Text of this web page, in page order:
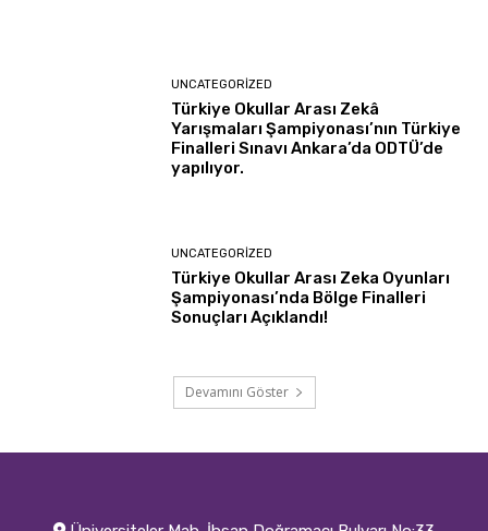
UNCATEGORIZED
Türkiye Okullar Arası Zekâ
Yarışmaları Şampiyonası’nın Türkiye
Finalleri Sınavı Ankara’da ODTÜ’de
yapılıyor.
UNCATEGORIZED
Türkiye Okullar Arası Zeka Oyunları
Şampiyonası’nda Bölge Finalleri
Sonuçları Açıklandı!
Devamını Göster